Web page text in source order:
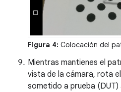
Figura 4: Colocación del
Mientras mantienes el
vista de la cámara, rota
sometido a prueba